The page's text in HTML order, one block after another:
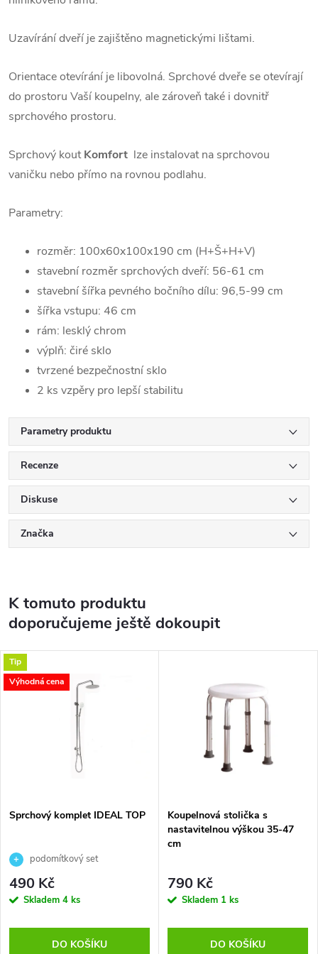
Uzavírání dveří je zajištěno magnetickými lištami.
Orientace otevírání je libovolná. Sprchové dveře se otevírají
do prostoru Vaší koupelny, ale zároveň také i dovnitř
sprchového prostoru.
Sprchový koutKomfort lze instalovat na sprchovou
vaničku nebo přímo na rovnou podlahu.
Parametry:
rozměr: 100x60x100x190 cm (H+Š+H+V)
stavební rozměr sprchových dveří: 56-61 cm
stavební šířka pevného bočního dílu: 96,5-99 cm
šířka vstupu: 46 cm
rám: lesklý chrom
výplň: čiré sklo
tvrzené bezpečnostní sklo
2 ks vzpěry pro lepší stabilitu
Parametry produktu
Recenze
Diskuse
Značka
K tomuto produktu
doporučujeme ještě dokoupit
Tip
Výhodná cena
Sprchový komplet IDEAL TOP
podomítkový set
490 Kč
Skladem 4 ks
DO KOŠÍKU
Koupelnová stolička s
nastavitelnou výškou 35-47
cm
790 Kč
Skladem 1 ks
DO KOŠÍKU